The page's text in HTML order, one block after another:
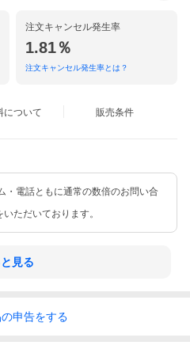
せが出来ない場合がございます。
ません。ご指定いただいた場合に
きます。
注文キャンセル発生率
1.81％
注文キャンセル発生率とは？
について 販売条件
・電話ともに通常の数倍のお問い合
ただいております。
見る
申告をする